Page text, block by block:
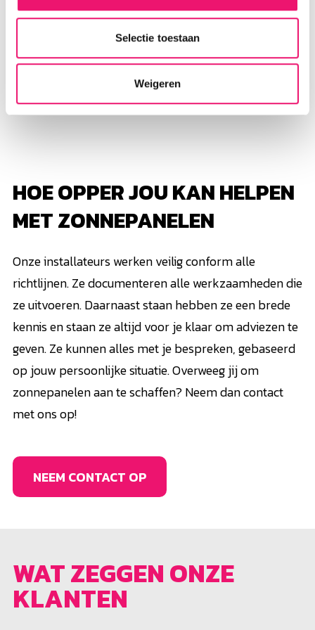
Selectie toestaan
Weigeren
kunnen onze installateurs veilig en zeker werken op
hoge en schuine daken. Ook zijn onze teams allemaal
voorzien van een Altrex steiger en Altrex lift om de
zonnepanelen naar het dak te brengen. Optimale
veiligheid gegarandeerd!
HOE OPPER JOU KAN HELPEN
MET ZONNEPANELEN
Onze installateurs werken veilig conform alle
richtlijnen. Ze documenteren alle werkzaamheden die
ze uitvoeren. Daarnaast staan hebben ze een brede
kennis en staan ze altijd voor je klaar om adviezen te
geven. Ze kunnen alles met je bespreken, gebaseerd
op jouw persoonlijke situatie. Overweeg jij om
zonnepanelen aan te schaffen? Neem dan contact
met ons op!
NEEM CONTACT OP
WAT ZEGGEN ONZE
KLANTEN